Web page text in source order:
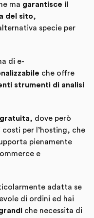
ma garantisce il
del sito,
specie per
di e-
che offre
strumenti di analisi
, dove però
per l’hosting, che
pienamente
e
adatta se
di ordini ed hai
che necessita di